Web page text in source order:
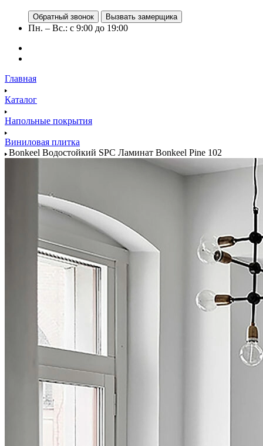
Обратный звонок Вызвать замерщика
Пн. – Вс.: с 9:00 до 19:00
Главная
Каталог
Напольные покрытия
Виниловая плитка
Bonkeel Водостойкий SPC Ламинат Bonkeel Pine 102